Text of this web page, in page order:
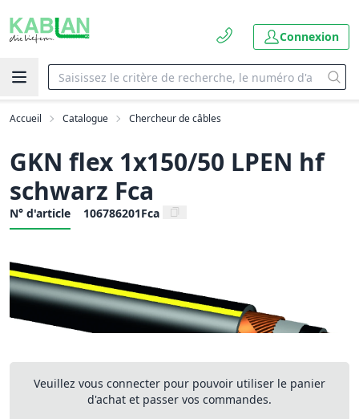
Connexion
Accueil Catalogue Chercheur de câbles
GKN flex 1x150/50 LPEN hf
schwarz Fca
N° d'article 106786201Fca
Veuillez vous connecter pour pouvoir utiliser le panier
d'achat et passer vos commandes.